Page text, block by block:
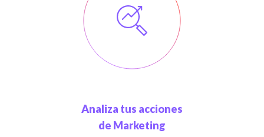
Analiza tus acciones
de Marketing